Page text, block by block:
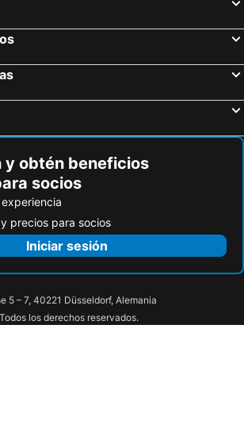
y obtén beneficios
socios
precios para socios
Iniciar sesión
5 – 7, 40221 Düsseldorf, Alemania
los derechos reservados.